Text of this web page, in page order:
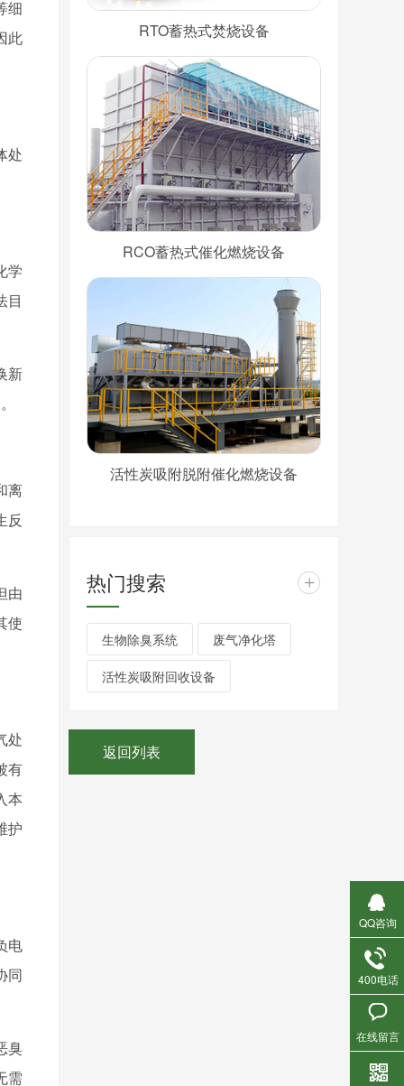
细
此
处
学
目
新
离
反
由
使
处
有
本
护
电
同
臭
需
RTO蓄热式焚烧设备
RCO蓄热式催化燃烧设备
活性炭吸附脱附催化燃烧设备
热门搜索 +
生物除臭系统 废气净化塔
活性炭吸附回收设备
返回列表
QQ咨询
400电话
在线留言